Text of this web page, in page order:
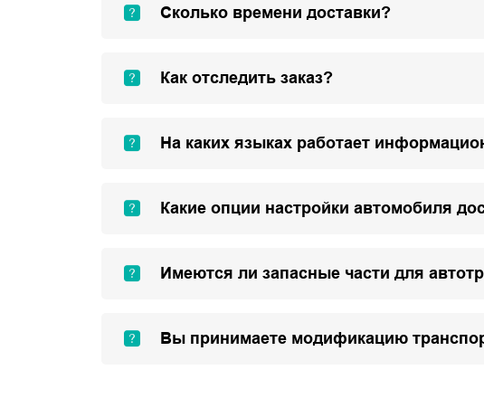
Сколько времени доставки?
Как отследить заказ?
На каких языках работает
Какие опции настройки автомобиля
Имеются ли запасные части для
Вы принимаете модификацию